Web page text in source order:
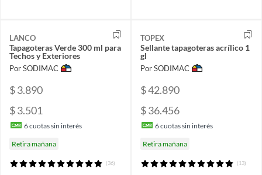
LANCO
Tapagoteras Verde 300 ml para
Techos y Exteriores
Por SODIMAC
$ 3.890
$ 3.501
6cuotas sin interés
Retira mañana
(36)
TOPEX
Sellante tapagoteras acrílico 1
gl
Por SODIMAC
$ 42.890
$ 36.456
6cuotas sin interés
Retira mañana
(13)